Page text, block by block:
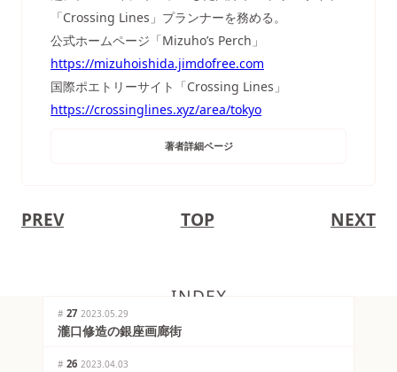
「Crossing Lines」プランナーを務める。
公式ホームページ「Mizuho’s Perch」
https://mizuhoishida.jimdofree.com
国際ポエトリーサイト「Crossing Lines」
https://crossinglines.xyz/area/tokyo
著者詳細ページ
PREV TOP NEXT
INDEX
# 27 2023.05.29
瀧口修造の銀座画廊街
# 26 2023.04.03